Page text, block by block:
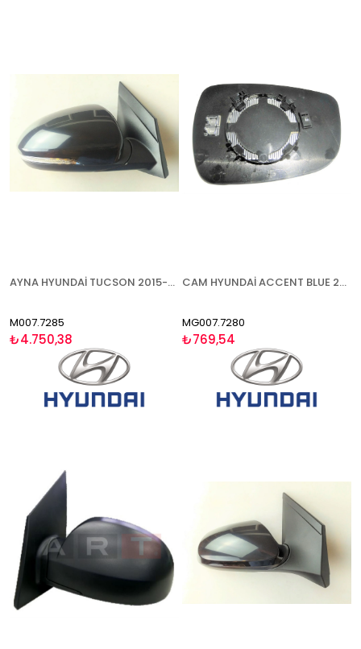
AYNA HYUNDAİ TUCSON 2015-2020 ELEKTRİKLİ KATLANIR ISITMALI ASTARLI SİNYALLİ AYDINLATMALI SAĞ
M007.7285
₺4.750,38
CAM HYUNDAİ ACCENT BLUE 2011- ISITMALI SOL
MG007.7280
₺769,54